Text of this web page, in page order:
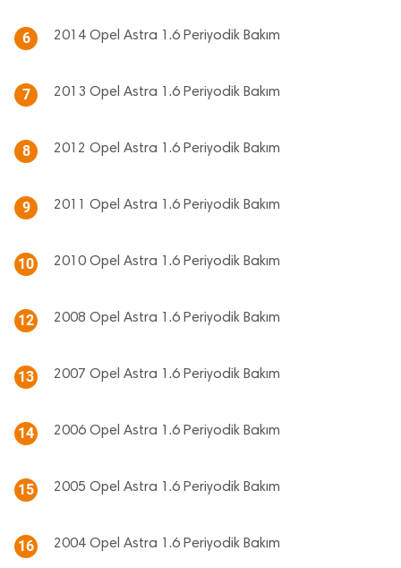
6 2014 Opel Astra 1.6 Periyodik Bakım
7 2013 Opel Astra 1.6 Periyodik Bakım
8 2012 Opel Astra 1.6 Periyodik Bakım
9 2011 Opel Astra 1.6 Periyodik Bakım
10 2010 Opel Astra 1.6 Periyodik Bakım
12 2008 Opel Astra 1.6 Periyodik Bakım
13 2007 Opel Astra 1.6 Periyodik Bakım
14 2006 Opel Astra 1.6 Periyodik Bakım
15 2005 Opel Astra 1.6 Periyodik Bakım
16 2004 Opel Astra 1.6 Periyodik Bakım